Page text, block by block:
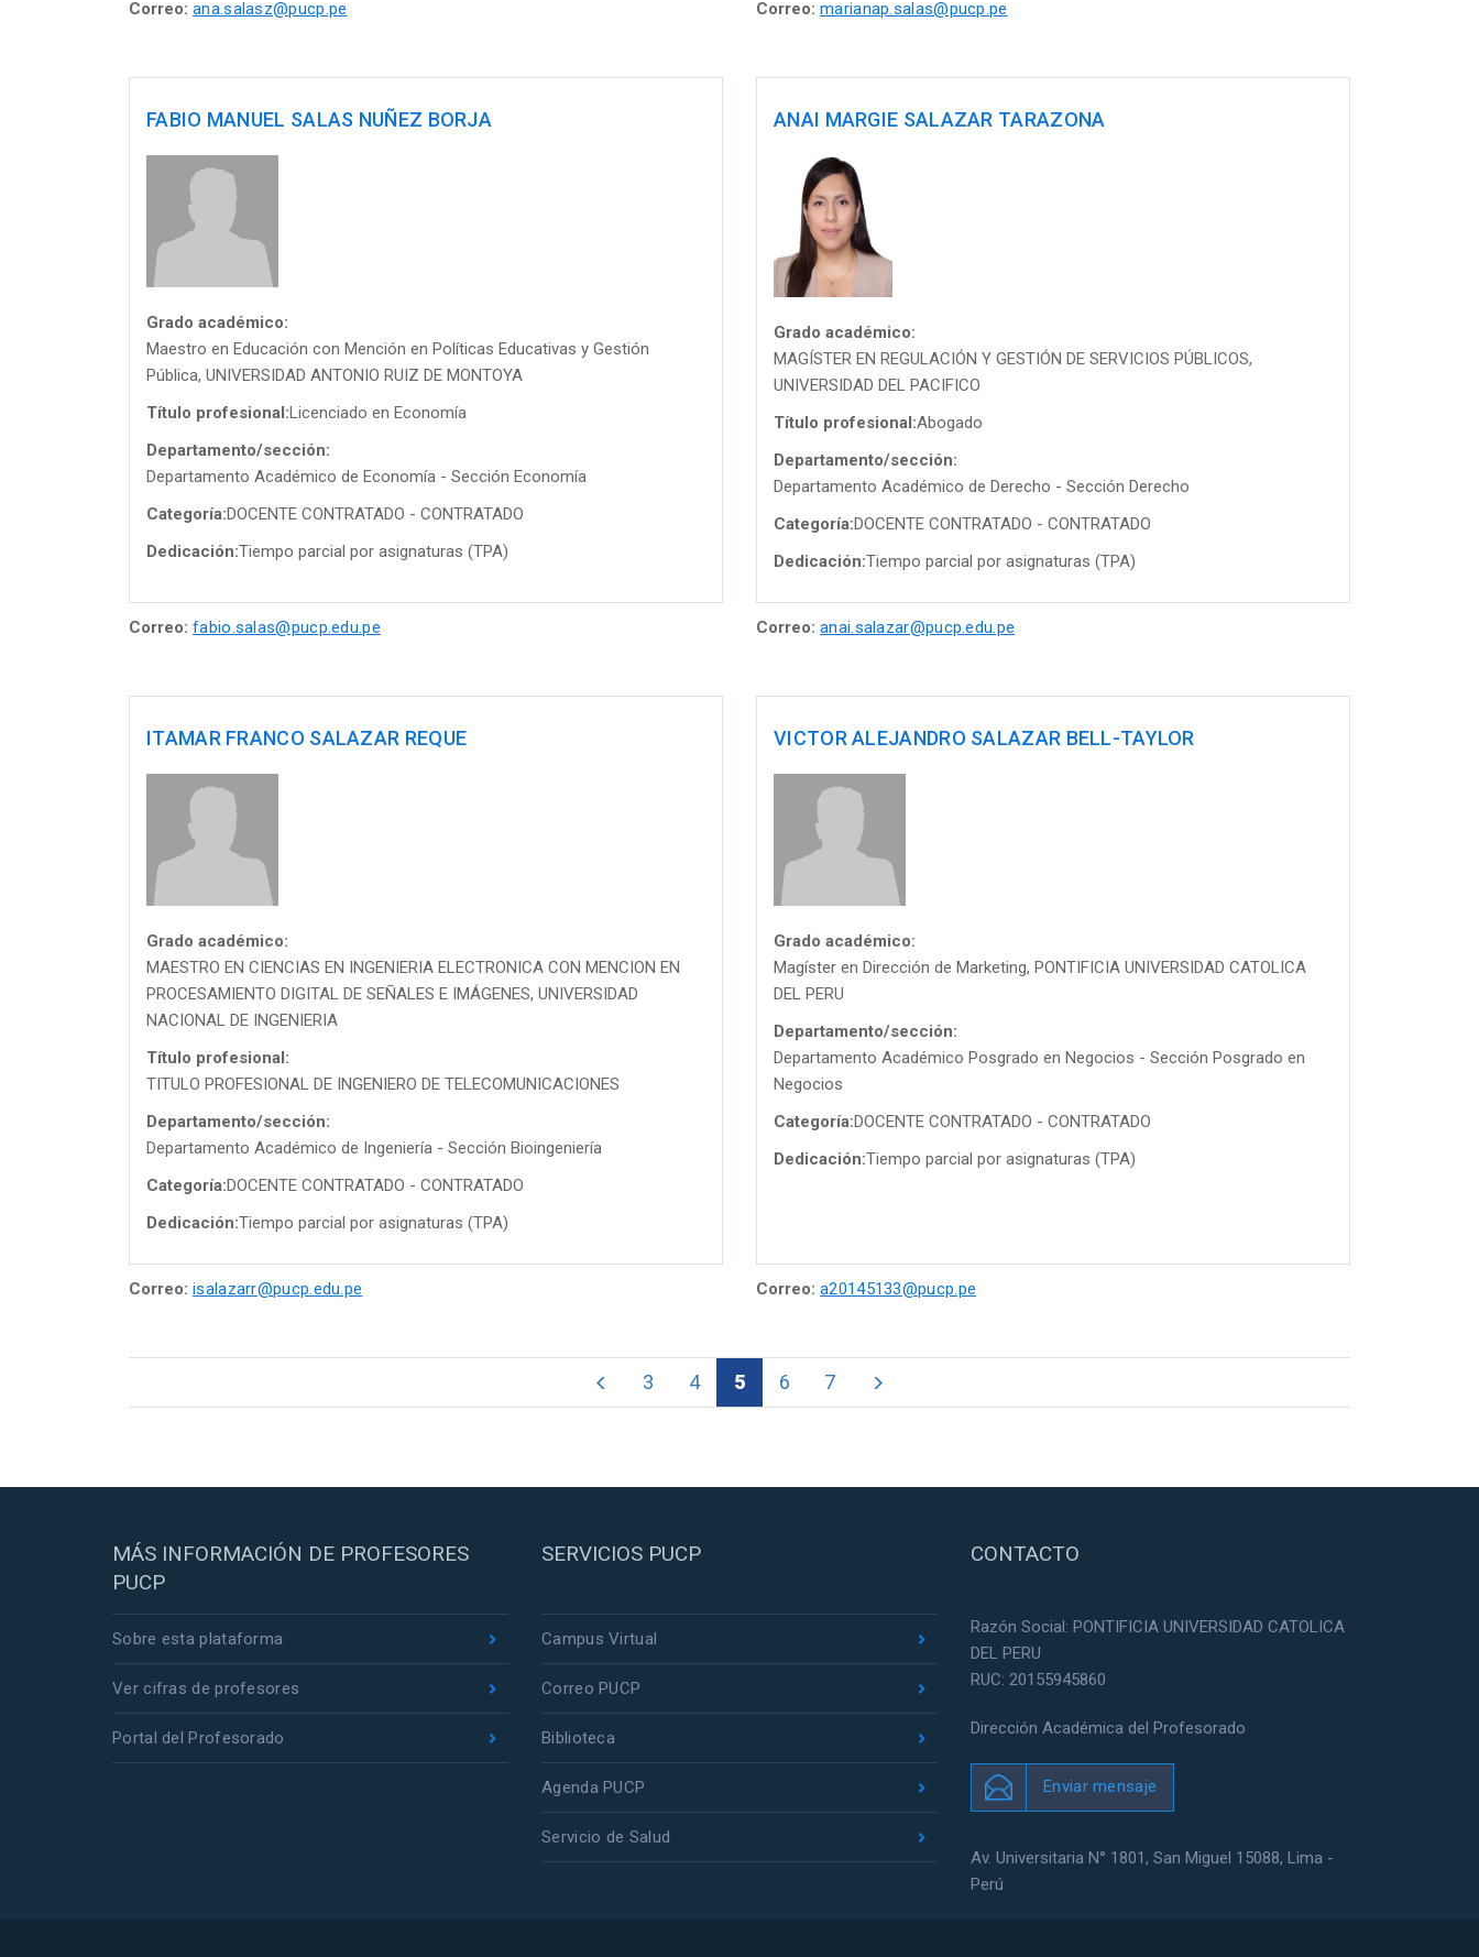
Correo: ana.salasz@pucp.pe Correo: marianap.salas@pucp.pe
FABIO MANUEL SALAS NUÑEZ BORJA
Grado académico:
Maestro en Educación con Mención en Políticas Educativas y Gestión
Pública, UNIVERSIDAD ANTONIO RUIZ DE MONTOYA
Título profesional:Licenciado en Economía
Departamento/sección:
Departamento Académico de Economía - Sección Economía
Categoría:DOCENTE CONTRATADO - CONTRATADO
Dedicación:Tiempo parcial por asignaturas (TPA)
Correo: fabio.salas@pucp.edu.pe
ANAI MARGIE SALAZAR TARAZONA
Grado académico:
MAGÍSTER EN REGULACIÓN Y GESTIÓN DE SERVICIOS PÚBLICOS,
UNIVERSIDAD DEL PACIFICO
Título profesional:Abogado
Departamento/sección:
Departamento Académico de Derecho - Sección Derecho
Categoría:DOCENTE CONTRATADO - CONTRATADO
Dedicación:Tiempo parcial por asignaturas (TPA)
Correo: anai.salazar@pucp.edu.pe
ITAMAR FRANCO SALAZAR REQUE
Grado académico:
MAESTRO EN CIENCIAS EN INGENIERIA ELECTRONICA CON MENCION EN
PROCESAMIENTO DIGITAL DE SEÑALES E IMÁGENES, UNIVERSIDAD
NACIONAL DE INGENIERIA
Título profesional:
TITULO PROFESIONAL DE INGENIERO DE TELECOMUNICACIONES
Departamento/sección:
Departamento Académico de Ingeniería - Sección Bioingeniería
Categoría:DOCENTE CONTRATADO - CONTRATADO
Dedicación:Tiempo parcial por asignaturas (TPA)
Correo: isalazarr@pucp.edu.pe
VICTOR ALEJANDRO SALAZAR BELL-TAYLOR
Grado académico:
Magíster en Dirección de Marketing, PONTIFICIA UNIVERSIDAD CATOLICA
DEL PERU
Departamento/sección:
Departamento Académico Posgrado en Negocios - Sección Posgrado en
Negocios
Categoría:DOCENTE CONTRATADO - CONTRATADO
Dedicación:Tiempo parcial por asignaturas (TPA)
Correo: a20145133@pucp.pe
3 4 5 6 7
MÁS INFORMACIÓN DE PROFESORES
PUCP
Sobre esta plataforma
Ver cifras de profesores
Portal del Profesorado
SERVICIOS PUCP
Campus Virtual
Correo PUCP
Biblioteca
Agenda PUCP
Servicio de Salud
CONTACTO
Razón Social: PONTIFICIA UNIVERSIDAD CATOLICA
DEL PERU
RUC: 20155945860
Dirección Académica del Profesorado
Enviar mensaje
Av. Universitaria N° 1801, San Miguel 15088, Lima -
Perú